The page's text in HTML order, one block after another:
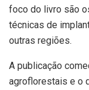
foco do livro são
técnicas de
outras regiões.
A publicação
agroflorestais e o